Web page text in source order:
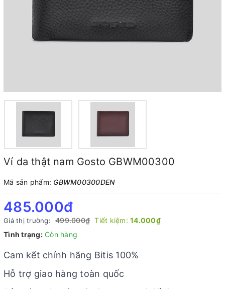
Ví da thật nam Gosto GBWM00300
Mã sản phẩm: GBWM00300DEN
485.000₫
Giá thị trường: 499.000₫ Tiết kiệm: 14.000₫
Tình trạng: Còn hàng
Cam kết chính hãng Bitis 100%
Hỗ trợ giao hàng toàn quốc